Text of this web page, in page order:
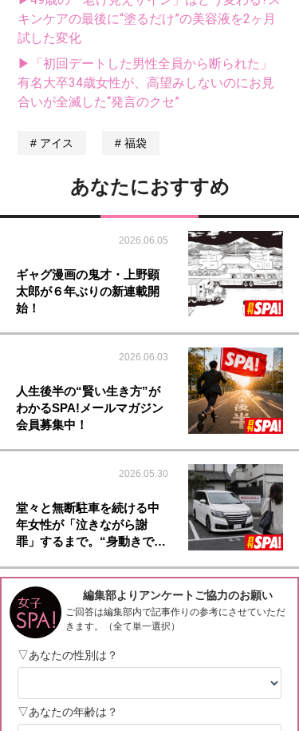
キンケアの最後に“塗るだけ”の美容液を2ヶ月
試した変化
▶「初回デートした男性全員から断られた」
有名大卒34歳女性が、高望みしないのにお見
合いが全滅した“発言のクセ”
アイス 福袋
あなたにおすすめ
2026.06.05
ギャグ漫画の鬼才・上野顕
太郎が６年ぶりの新連載開
始！
2026.06.03
人生後半の“賢い生き方”が
わかるSPA!メールマガジン
会員募集中！
2026.05.30
堂々と無断駐車を続ける中
年女性が「泣きながら謝
罪」するまで。“身動きで…